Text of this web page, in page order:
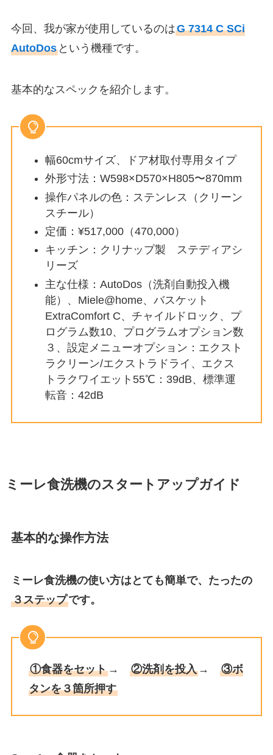
今回、我が家が使用しているのはG 7314 C SCi
AutoDosという機種です。
基本的なスペックを紹介します。
幅60cmサイズ、ドア材取付専用タイプ
外形寸法：W598×D570×H805〜870mm
操作パネルの色：ステンレス（クリーン
スチール）
定価：¥517,000（470,000）
キッチン：クリナップ製 ステディアシ
リーズ
主な仕様：AutoDos（洗剤自動投入機
能）、Miele@home、バスケット
ExtraComfort C、チャイルドロック、プ
ログラム数10、プログラムオプション数
３、設定メニューオプション：エクスト
ラクリーン/エクストラドライ、エクス
トラクワイエット55℃：39dB、標準運
転音：42dB
ミーレ食洗機のスタートアップガイド
基本的な操作方法
ミーレ食洗機の使い方はとても簡単で、たったの
３ステップです。
①食器をセット→ ②洗剤を投入→ ③ボ
タンを３箇所押す